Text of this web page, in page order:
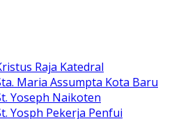
Raja Katedral
Maria Assumpta Kota Baru
Yoseph Naikoten
Yosph Pekerja Penfui